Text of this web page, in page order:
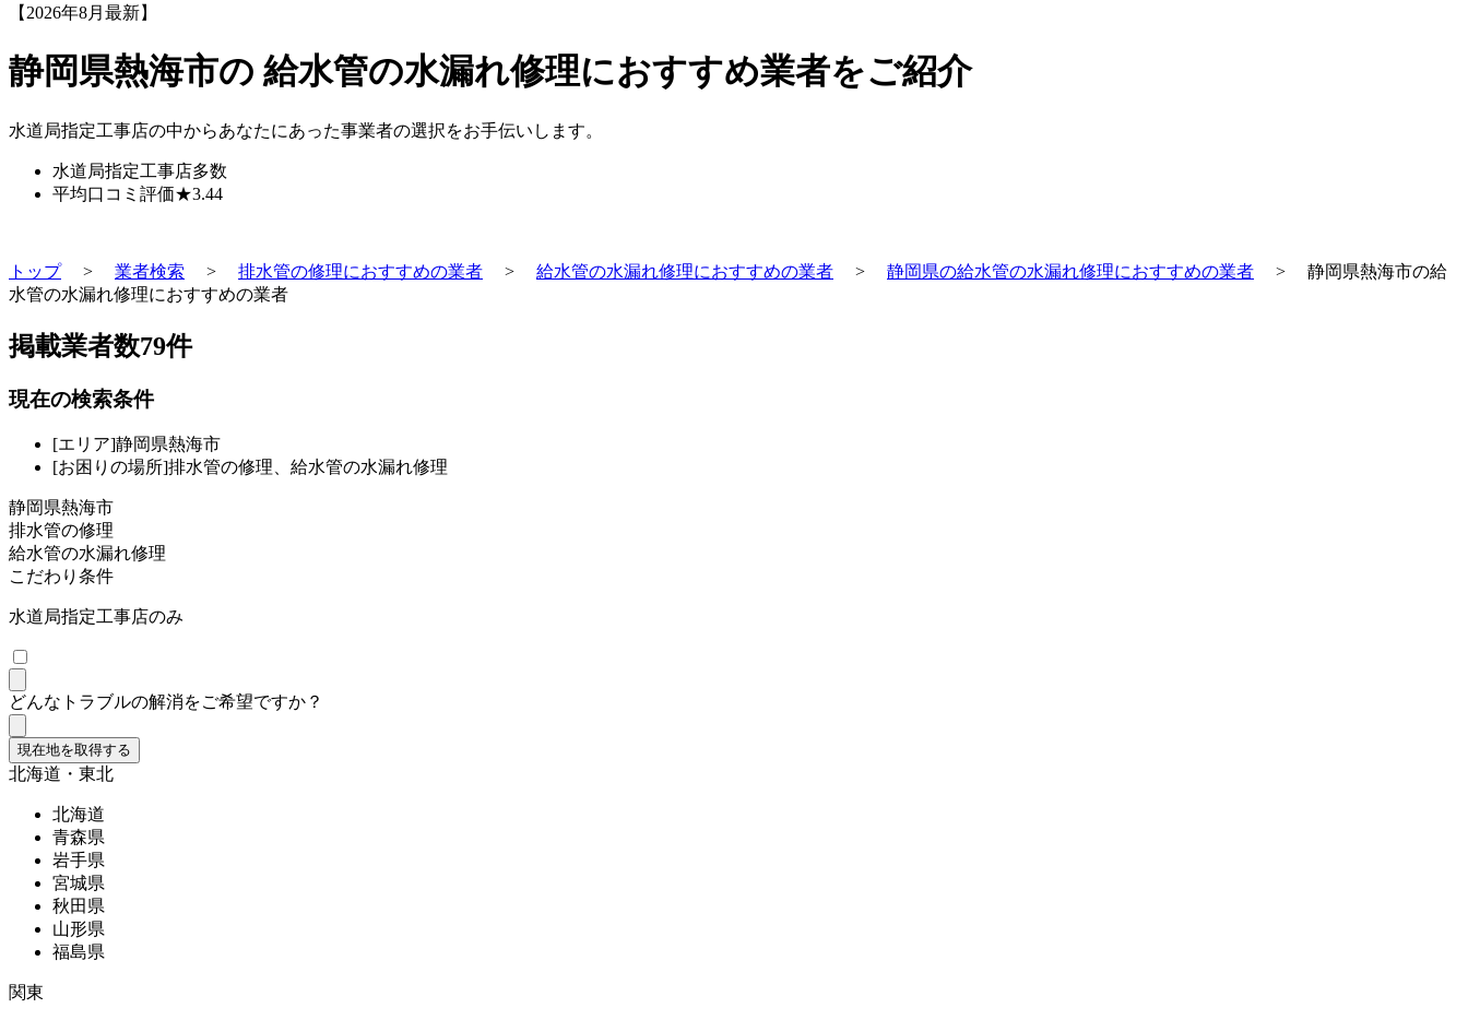
【2026年8月最新】
静岡県熱海市の 給水管の水漏れ修理におすすめ業者をご紹介
水道局指定工事店の中からあなたにあった事業者の選択をお手伝いします。
水道局指定工事店多数
平均口コミ評価★3.44
トップ> 業者検索 > 排水管の修理におすすめの業者 > 給水管の水漏れ修理におすすめの業者 > 静岡県の給水管の水漏れ修理におすすめの業者 > 静岡県熱海市の給
水管の水漏れ修理におすすめの業者
掲載業者数79件
現在の検索条件
[エリア]静岡県熱海市
[お困りの場所]排水管の修理、給水管の水漏れ修理
静岡県熱海市
排水管の修理
給水管の水漏れ修理
こだわり条件
水道局指定工事店のみ
どんなトラブルの解消をご希望ですか？
現在地を取得する
北海道・東北
北海道
青森県
岩手県
宮城県
秋田県
山形県
福島県
関東